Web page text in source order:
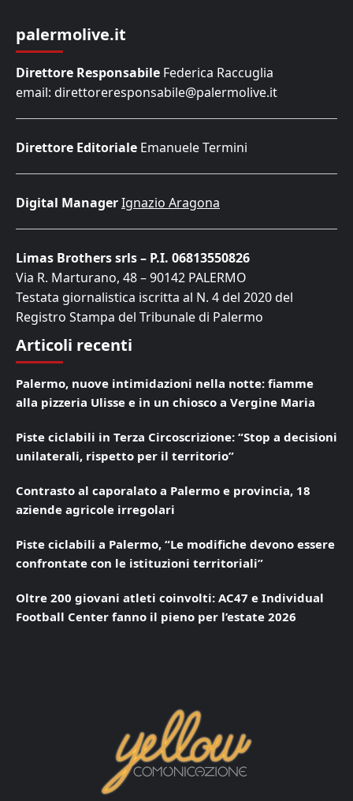
palermolive.it
Direttore Responsabile Federica Raccuglia
email: direttoreresponsabile@palermolive.it
Direttore Editoriale Emanuele Termini
Digital ManagerIgnazio Aragona
Limas Brothers srls – P.I. 06813550826
Via R. Marturano, 48 – 90142 PALERMO
Testata giornalistica iscritta al N. 4 del 2020 del
Registro Stampa del Tribunale di Palermo
Articoli recenti
Palermo, nuove intimidazioni nella notte: fiamme
alla pizzeria Ulisse e in un chiosco a Vergine Maria
Piste ciclabili in Terza Circoscrizione: “Stop a decisioni
unilaterali, rispetto per il territorio”
Contrasto al caporalato a Palermo e provincia, 18
aziende agricole irregolari
Piste ciclabili a Palermo, “Le modifiche devono essere
confrontate con le istituzioni territoriali”
Oltre 200 giovani atleti coinvolti: AC47 e Individual
Football Center fanno il pieno per l’estate 2026